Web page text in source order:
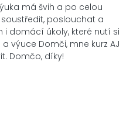
má švih a po celou
poslouchat a
domácí úkoly, které nutí si
výuce Domči, mne kurz AJ
Domčo, díky!